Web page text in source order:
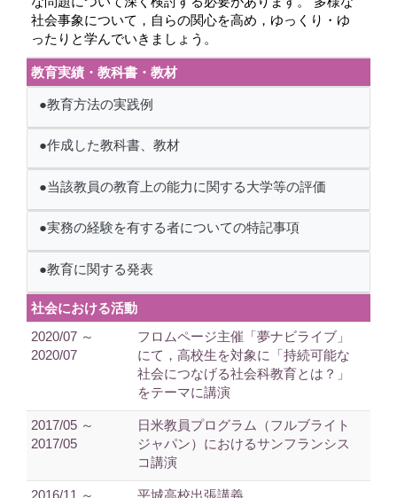
社会事象について，自らの関心を高め，ゆっくり・ゆ
ったりと学んでいきましょう。
教育実績・教科書・教材
●教育方法の実践例
●作成した教科書、教材
●当該教員の教育上の能力に関する大学等の評価
●実務の経験を有する者についての特記事項
●教育に関する発表
社会における活動
2020/07 ～
2020/07
フロムページ主催「夢ナビライブ」
にて，高校生を対象に「持続可能な
社会につなげる社会科教育とは？」
をテーマに講演
2017/05 ～
2017/05
日米教員プログラム（フルブライト
ジャパン）におけるサンフランシス
コ講演
2016/11 ～
平城高校出張講義